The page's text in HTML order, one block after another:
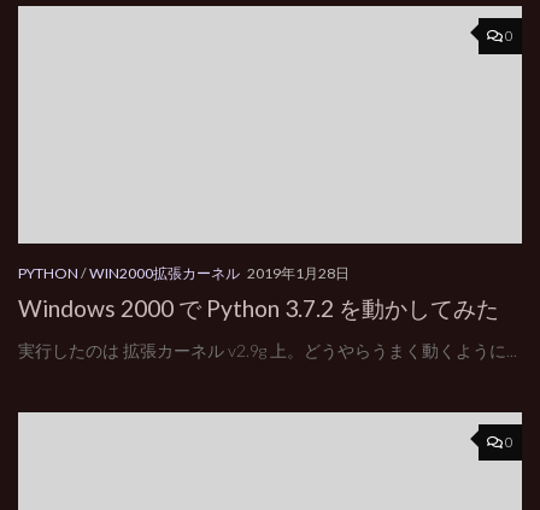
0
PYTHON /WIN2000拡張カーネル 2019年1月28日
Windows 2000 で Python 3.7.2 を動かしてみた
実行したのは 拡張カーネル v2.9g 上。どうやらうまく動くように...
0